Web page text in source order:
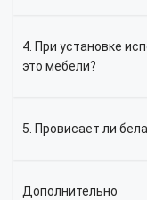
4. При установке
это мебели?
5. Провисает ли
Дополнительно